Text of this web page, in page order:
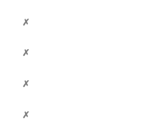
✗
✗
✗
✗